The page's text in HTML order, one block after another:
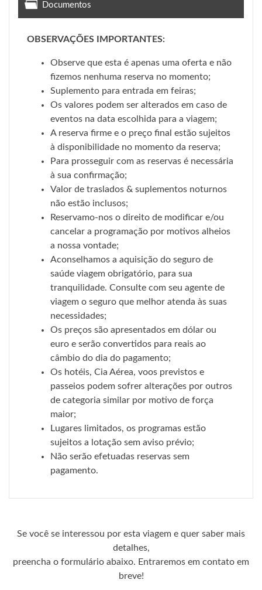
Documentos
OBSERVAÇÕES IMPORTANTES:
Observe que esta é apenas uma oferta e não
fizemos nenhuma reserva no momento;
Suplemento para entrada em feiras;
Os valores podem ser alterados em caso de
eventos na data escolhida para a viagem;
A reserva firme e o preço final estão sujeitos
à disponibilidade no momento da reserva;
Para prosseguir com as reservas é necessária
à sua confirmação;
Valor de traslados & suplementos noturnos
não estão inclusos;
Reservamo-nos o direito de modificar e/ou
cancelar a programação por motivos alheios
a nossa vontade;
Aconselhamos a aquisição do seguro de
saúde viagem obrigatório, para sua
tranquilidade. Consulte com seu agente de
viagem o seguro que melhor atenda às suas
necessidades;
Os preços são apresentados em dólar ou
euro e serão convertidos para reais ao
câmbio do dia do pagamento;
Os hotéis, Cia Aérea, voos previstos e
passeios podem sofrer alterações por outros
de categoria similar por motivo de força
maior;
Lugares limitados, os programas estão
sujeitos a lotação sem aviso prévio;
Não serão efetuadas reservas sem
pagamento.
Se você se interessou por esta viagem e quer saber mais
detalhes,
preencha o formulário abaixo. Entraremos em contato em
breve!